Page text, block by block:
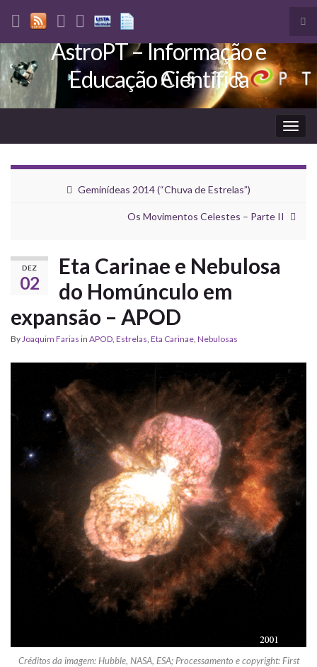
Search for:
AstroPT – Informação e
Educação Científica
Geminídeas 2014 (“Chuva de Estrelas”)
Os Movimentos Celestes – Parte II
DEZ
02
Eta Carinae e Nebulosa
do Homúnculo em
expansão – APOD
ByJoaquim Farias in APOD, Estrelas, Eta Carinae, Nebulosas
Créditos da imagem: Hubble, NASA, ESA; Processamento e copyright: First